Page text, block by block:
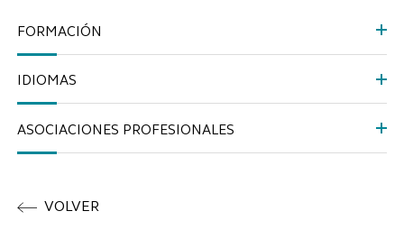
FORMACIÓN
IDIOMAS
ASOCIACIONES PROFESIONALES
VOLVER